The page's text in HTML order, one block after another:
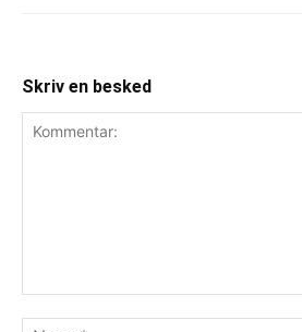
Skriv en besked